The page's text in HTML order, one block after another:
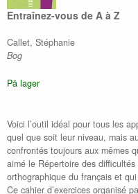
Entraînez-vous de A à Z
Callet, Stéphanie
Bog
På lager
Voici l’outil idéal pour tous les
quel que soit leur niveau, mais
confrontés toujours aux mêmes
aimé le Répertoire des
orthographique du français et
Ce cahier d’exercices organisé